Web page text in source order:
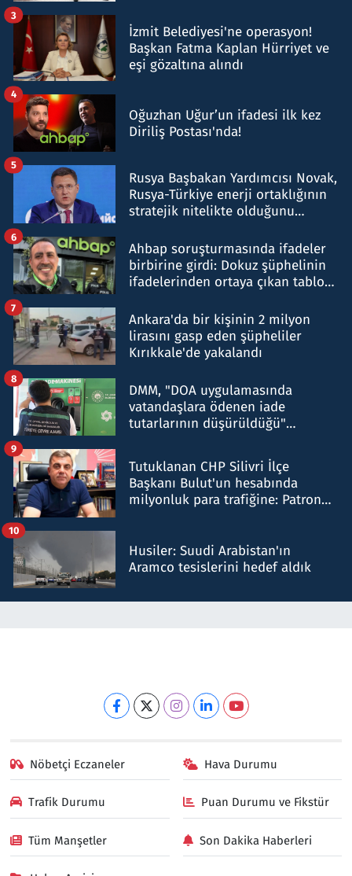
İzmit Belediyesi'ne operasyon!
Başkan Fatma Kaplan Hürriyet ve
eşi gözaltına alındı
3
Oğuzhan Uğur’un ifadesi ilk kez
Diriliş Postası'nda!
4
Rusya Başbakan Yardımcısı Novak,
Rusya-Türkiye enerji ortaklığının
stratejik nitelikte olduğunu
5
Ahbap soruşturmasında ifadeler
birbirine girdi: Dokuz şüphelinin
ifadelerinden ortaya çıkan tablo
6
Ankara'da bir kişinin 2 milyon
lirasını gasp eden şüpheliler
Kırıkkale'de yakalandı
7
DMM, "DOA uygulamasında
vatandaşlara ödenen iade
tutarlarının düşürüldüğü"
8
Tutuklanan CHP Silivri İlçe
Başkanı Bulut'un hesabında
milyonluk para trafiğine: Patron
9
Husiler: Suudi Arabistan'ın
Aramco tesislerini hedef aldık
10
Nöbetçi Eczaneler Hava Durumu
Trafik Durumu Puan Durumu ve Fikstür
Tüm Manşetler Son Dakika Haberleri